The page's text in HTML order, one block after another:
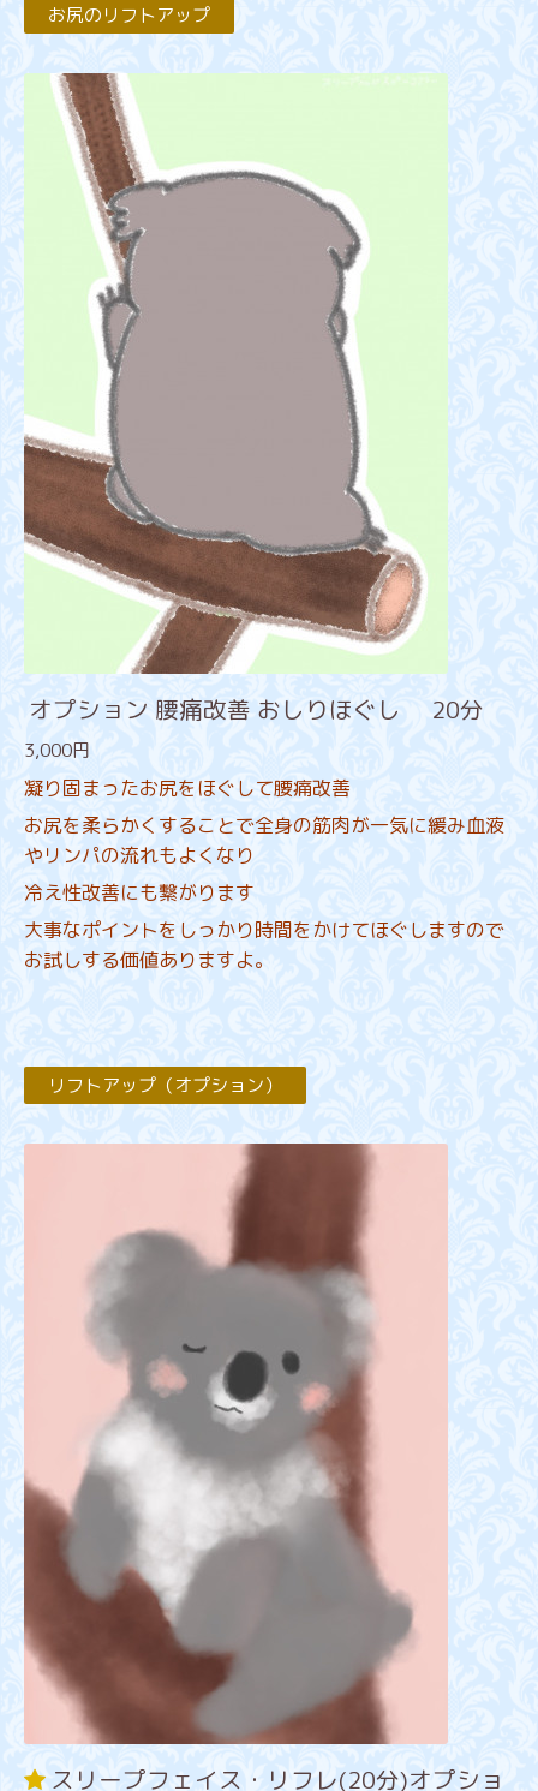
お尻のリフトアップ
オプション 腰痛改善 おしりほぐし 20分
3,000円
凝り固まったお尻をほぐして腰痛改善
お尻を柔らかくすることで全身の筋肉が一気に緩み血液
やリンパの流れもよくなり
冷え性改善にも繋がります
大事なポイントをしっかり時間をかけてほぐしますので
お試しする価値ありますよ。
リフトアップ（オプション）
スリープフェイス・リフレ(20分)オプショ